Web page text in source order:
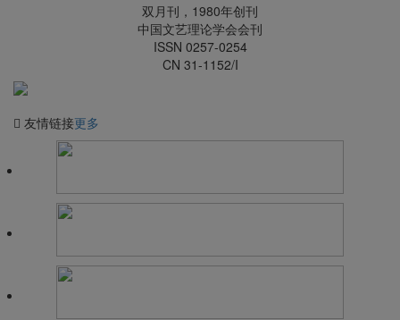
双月刊，1980年创刊
中国文艺理论学会会刊
ISSN 0257-0254
CN 31-1152/I
友情链接更多